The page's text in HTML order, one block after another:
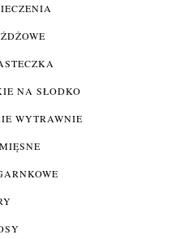
NA SŁODKO
WYTRAWNIE